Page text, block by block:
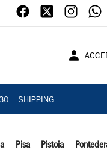
SHIPPING
Pisa Pistoia